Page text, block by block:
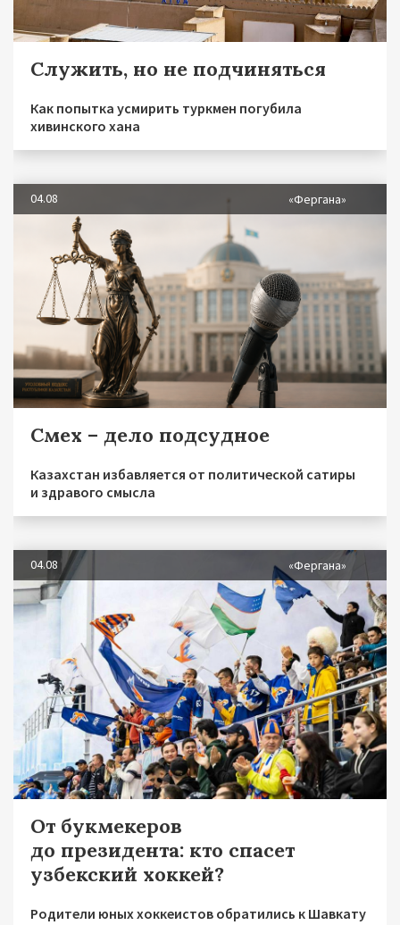
Служить, но не подчиняться
Как попытка усмирить туркмен погубила
хивинского хана
04.08 «Фергана»
Смех – дело подсудное
Казахстан избавляется от политической сатиры
и здравого смысла
04.08 «Фергана»
От букмекеров
до президента: кто спасет
узбекский хоккей?
Родители юных хоккеистов обратились к Шавкату